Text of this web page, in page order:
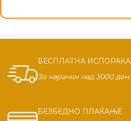
БЕСПЛАТНА ИСПОРАКА
За нарачки над 3000 ден.
БЕЗБЕДНО ПЛАЌАЊЕ